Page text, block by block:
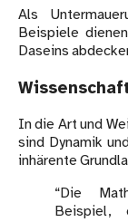
Als
Beispiele
Daseins
In die Art und
sind Dynamik
inhärente
“Die
Beispiel,